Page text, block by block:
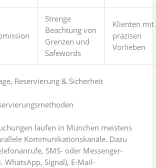
Strenge
Beachtung von
Grenzen und
Safewords
Klienten mit
präzisen
Vorlieben
Reservierung & Sicherheit
laufen in München meistens
Kommunikationskanäle. Dazu
SMS- oder Messenger-
WhatsApp, Signal), E-Mail-